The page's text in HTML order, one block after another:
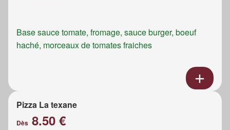
Base sauce tomate, fromage, sauce burger, boeuf
haché, morceaux de tomates fraiches
Pizza La texane
Dès 8.50 €